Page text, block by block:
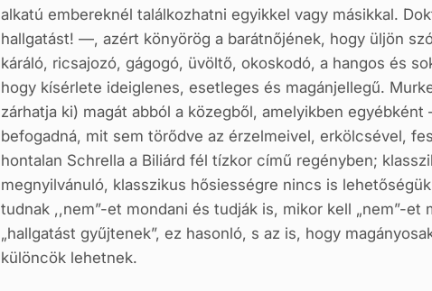
alkatú embereknél találkozhatni egyikkel vagy másikkal.
hallgatást! —, azért könyörög a barátnőjének, hogy üljön
káráló, ricsajozó, gágogó, üvöltő, okoskodó, a hangos és
hogy kísérlete ideiglenes, esetleges és magánjellegű.
zárhatja ki) magát abból a közegből, amelyikben
befogadná, mit sem törődve az érzelmeivel, erkölcsével,
hontalan Schrella a Biliárd fél tízkor című regényben;
megnyilvánuló, klasszikus hősiességre nincs is
tudnak ,,nem”-et mondani és tudják is, mikor kell „nem”-et
„hallgatást gyűjtenek”, ez hasonló, s az is, hogy
különcök lehetnek.